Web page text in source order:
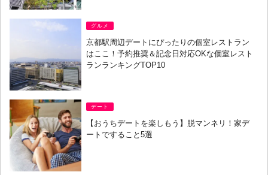
グルメ
京都駅周辺デートにぴったりの個室レストラン
はここ！予約推奨＆記念日対応OKな個室レスト
ランランキングTOP10
デート
【おうちデートを楽しもう】脱マンネリ！家デ
ートですること5選